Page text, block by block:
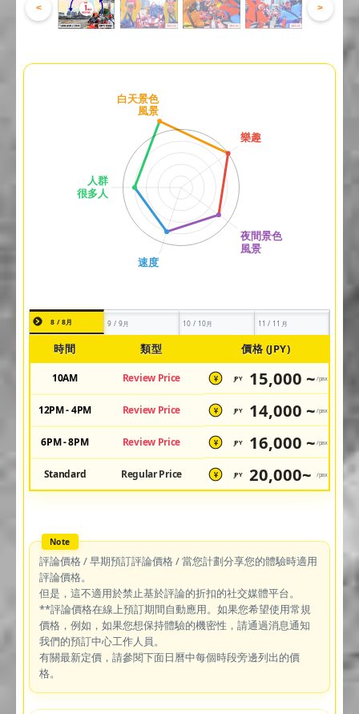
< >
8 / 8月 9 / 9月 10 / 10月 11 / 11月
時間 類型 價格 (JPY)
10AM Review Price ¥ JPY 15,000 ~ /pax
12PM - 4PM Review Price ¥ JPY 14,000 ~ /pax
6PM - 8PM Review Price ¥ JPY 16,000 ~ /pax
Standard Regular Price ¥ JPY 20,000~ /pax
評論價格 / 早期預訂評論價格 / 當您計劃分享您的體驗時適用
評論價格。
但是，這不適用於禁止基於評論的折扣的社交媒體平台。
**評論價格在線上預訂期間自動應用。如果您希望使用常規
價格，例如，如果您想保持體驗的機密性，請通過消息通知
我們的預訂中心工作人員。
有關最新定價，請參閱下面日曆中每個時段旁邊列出的價
格。